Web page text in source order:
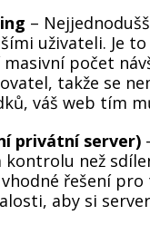
–
uživateli. Je
počet
takže se
váš web tím
privátní server)
kontrolu než
vhodné řešení
aby si